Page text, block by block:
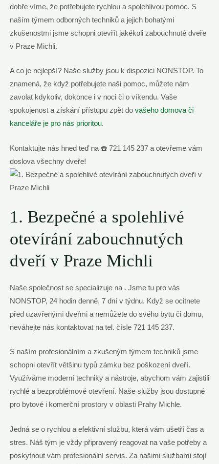
dobře víme, že potřebujete rychlou a spolehlivou pomoc. S
naším týmem odborných techniků a jejich bohatými
zkušenostmi jsme schopni otevřít jakékoli zabouchnuté dveře
v Praze Michli.
A co je nejlepší? Naše služby jsou k dispozici NONSTOP. To
znamená, že když potřebujete naši pomoc, můžete nám
zavolat kdykoliv, dokonce i v noci či o víkendu. Vaše
spokojenost a získání přístupu zpět do vašeho domova či
kanceláře je pro nás prioritou.
Kontaktujte nás hned teď na ☎️ 721 145 237 a otevřeme vám
doslova všechny dveře!
1. Bezpečné a spolehlivé
otevírání zabouchnutých
dveří v Praze Michli
Naše společnost se specializuje na . Jsme tu pro vás
NONSTOP, 24 hodin denně, 7 dní v týdnu. Když se ocitnete
před uzavřenými dveřmi a nemůžete do svého bytu či domu,
neváhejte nás kontaktovat na tel. čísle 721 145 237.
S naším profesionálním a zkušeným týmem techniků jsme
schopni otevřít většinu typů zámku bez poškození dveří.
Využíváme moderní techniky a nástroje, abychom vám zajistili
rychlé a bezproblémové otevření. Naše služby jsou dostupné
pro bytové i komerční prostory v oblasti Prahy Michle.
Jedná se o rychlou a efektivní službu, která vám ušetří čas a
stres. Náš tým je vždy připravený reagovat na vaše potřeby a
poskytnout vám profesionální servis. Za našimi službami stojí